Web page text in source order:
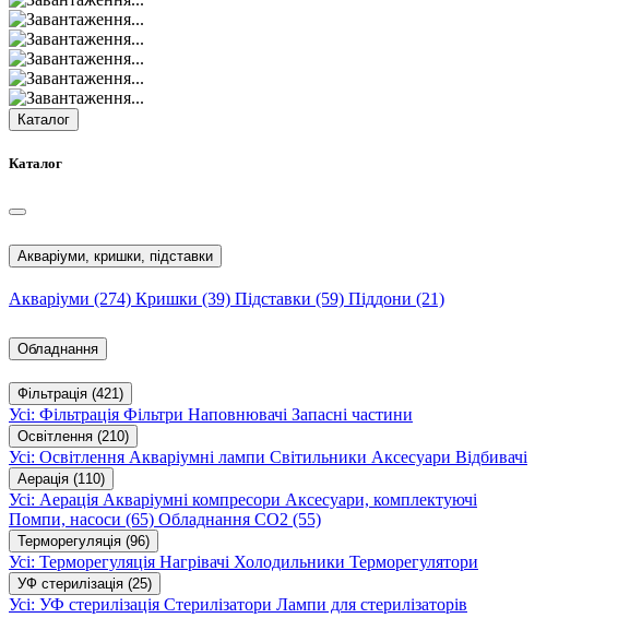
Каталог
Каталог
Акваріуми, кришки, підставки
Акваріуми (274) Кришки (39) Підставки (59) Піддони (21)
Обладнання
Фільтрація (421)
Усі: Фільтрація Фільтри Наповнювачі Запасні частини
Освітлення (210)
Усі: Освітлення Акваріумні лампи Світильники Аксесуари Відбивачі
Аерація (110)
Усі: Аерація Акваріумні компресори Аксесуари, комплектуючі
Помпи, насоси (65) Обладнання CO2 (55)
Терморегуляція (96)
Усі: Терморегуляція Нагрівачі Холодильники Терморегулятори
УФ стерилізація (25)
Усі: УФ стерилізація Стерилізатори Лампи для стерилізаторів